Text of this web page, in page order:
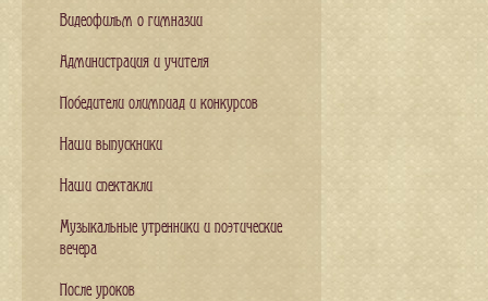
Видеофильм о гимназии
Администрация и учителя
Победители олимпиад и конкурсов
Наши выпускники
Наши спектакли
Музыкальные утренники и поэтические
вечера
После уроков